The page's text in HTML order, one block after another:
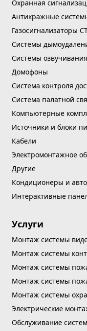
Охранная
Антикражные
Газосигнализаторы
Системы
Системы
Домофоны
Система контроля
Система палатной
Компьютерные
Источники и блоки
Кабели
Электромонтажное
Другие
Кондиционеры и
Интерактивные
Услуги
Монтаж системы
Монтаж системы
Монтаж системы
Монтаж системы
Монтаж системы
Электрические
Обслуживание